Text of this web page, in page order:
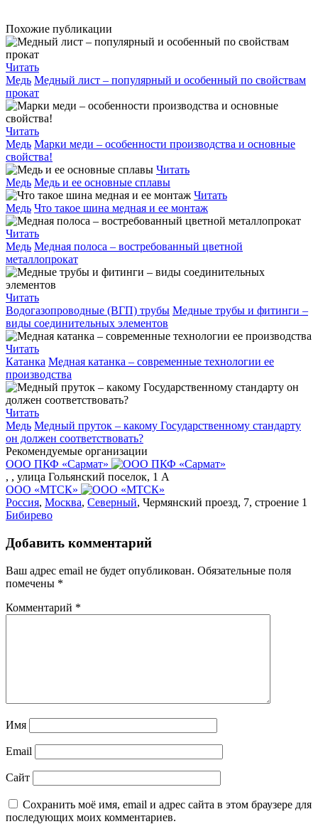
Похожие публикации
Читать
Медь Медный лист – популярный и особенный по свойствам
прокат
Читать
Медь Марки меди – особенности производства и основные
свойства!
Читать
Медь Медь и ее основные сплавы
Читать
Медь Что такое шина медная и ее монтаж
Читать
Медь Медная полоса – востребованный цветной
металлопрокат
Читать
Водогазопроводные (ВГП) трубы Медные трубы и фитинги –
виды соединительных элементов
Читать
Катанка Медная катанка – современные технологии ее
производства
Читать
Медь Медный пруток – какому Государственному стандарту
он должен соответствовать?
Рекомендуемые организации
ООО ПКФ «Сармат»
, , улица Гольянский поселок, 1 А
ООО «МТСК»
Россия, Москва, Северный, Чермянский проезд, 7, строение 1
Бибирево
Добавить комментарий
Ваш адрес email не будет опубликован. Обязательные поля
помечены *
Комментарий *
Имя
Email
Сайт
Сохранить моё имя, email и адрес сайта в этом браузере для
последующих моих комментариев.